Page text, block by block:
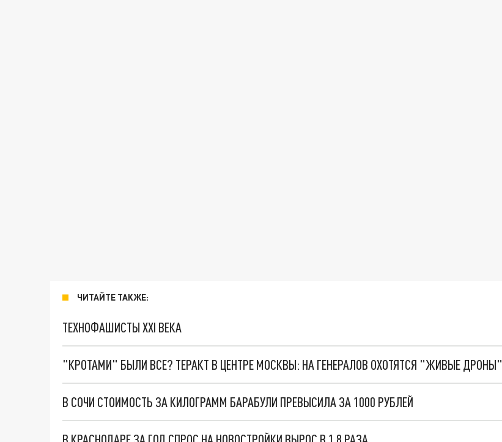
ЧИТАЙТЕ ТАКЖЕ:
ТЕХНОФАШИСТЫ XXI ВЕКА
"КРОТАМИ" БЫЛИ ВСЕ? ТЕРАКТ В ЦЕНТРЕ МОСКВЫ: НА ГЕНЕРАЛОВ ОХОТЯТСЯ "ЖИВЫЕ ДРОНЫ"
В СОЧИ СТОИМОСТЬ ЗА КИЛОГРАММ БАРАБУЛИ ПРЕВЫСИЛА ЗА 1000 РУБЛЕЙ